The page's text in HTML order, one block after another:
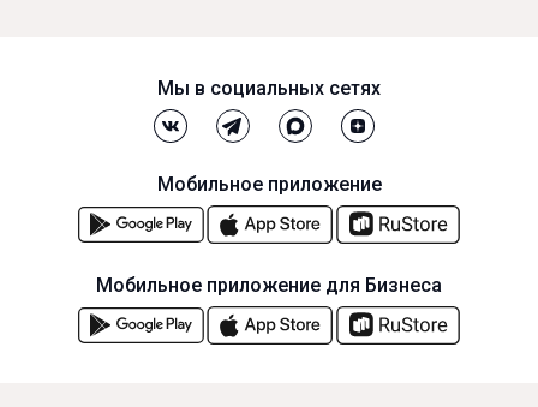
Мы в социальных сетях
Мобильное приложение
Мобильное приложение для Бизнеса